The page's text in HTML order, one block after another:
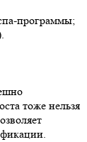
программы;
тоже нельзя